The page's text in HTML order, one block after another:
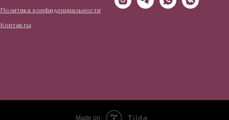
Политика конфиденциальности
Контакты
Made on Tilda